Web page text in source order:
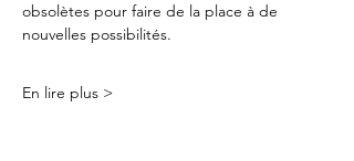
obsolètes pour faire de la place à de
nouvelles possibilités.
En lire plus >